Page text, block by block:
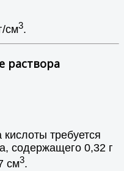
см3.
раствора
требуется
содержащего 0,32 г
см3.